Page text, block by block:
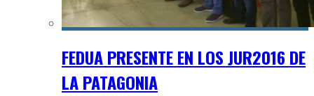
FEDUA PRESENTE EN LOS JUR2016 DE
LA PATAGONIA